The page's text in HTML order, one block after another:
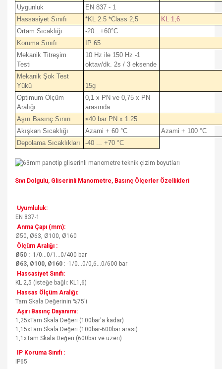
Uygunluk
EN 837 - 1
Hassasiyet Sınıfı
*KL 2.5 *Class 2,5
KL 1,6
Ortam Sıcaklığı
-20...+60°C
Koruma Sınıfı
IP 65
Mekanik Titreşim
Testi
10 Hz ile 150 Hz -1
oktav/dk. 2s / 3 eksende
Mekanik Şok Test
Yükü
15g
Optimum Ölçüm
Aralığı
0,1 x PN ve 0,75 x PN
arasında
Aşırı Basınç Sınırı
≤40 bar PN x 1.25
Akışkan Sıcaklığı
Azami + 60 °C
Azami + 100 °C
Depolama Sıcaklıkları
-40 ... +70 °C
Sıvı Dolgulu, Gliserinli Manometre, Basınç Ölçerler Özellikleri
Uyumluluk:
EN 837-1
Anma Çapı (mm):
Ø50, Ø63, Ø100, Ø160
Ölçüm Aralığı :
Ø50 : -1/0...0/1...0/400 bar
Ø63, Ø100, Ø160 : -1/0...0/0,6...0/600 bar
Hassasiyet Sınıfı:
KL 2,5 (İsteğe bağlı: KL1,6)
Hassas Ölçüm Aralığı:
Tam Skala Değerinin %75'i
Aşırı Basınç Dayanımı:
1,25xTam Skala Değeri (100bar'a kadar)
1,15xTam Skala Değeri (100bar-600bar arası)
1,1xTam Skala Değeri (600bar ve üzeri)
IP Koruma Sınıfı :
IP65